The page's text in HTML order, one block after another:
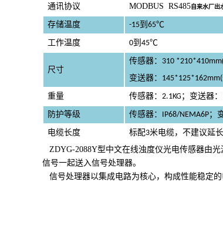
通讯协议
MODBUS RS485自来水厂出
存储温度 -15到 65℃
工作温度 0到 45℃
尺寸
传感器： 310 *210*410mm
变送器： 145*125*162mm(
重量
传感器： 2.1KG；变送器：
防护等级
传感器： IP68/NEMA6P；
电缆长度
标配3米电缆，不建议延长
ZDYG-2088Y型中文在线浊度仪光电传感器由
信号一起送入信号处理器。
信号处理器以集成电路为核心，构成性能稳定